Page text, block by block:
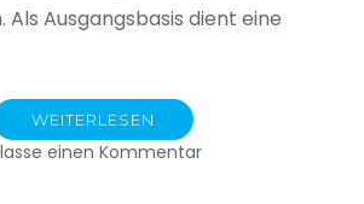
Ausgangsbasis dient eine
WEITERLESEN
einen Kommentarzu